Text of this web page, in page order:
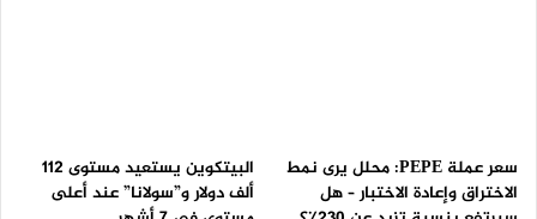
سعر عملة PEPE: محلل يرى نمط
الاختراق وإعادة الاختبار – هل
البيتكوين يستعيد مستوى 112
ألف دولار و”سولانا” عند أعلى